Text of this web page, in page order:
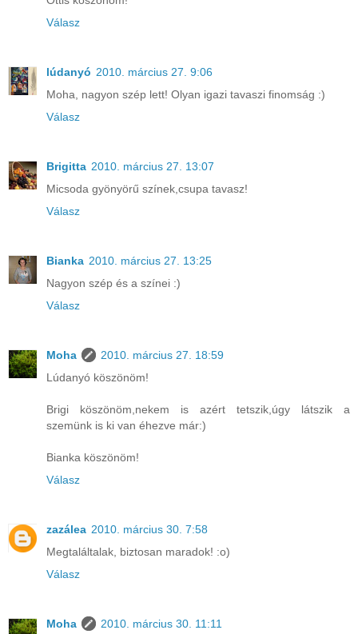
Válasz
lúdanyó 2010. március 27. 9:06
Moha, nagyon szép lett! Olyan igazi tavaszi finomság :)
Válasz
Brigitta 2010. március 27. 13:07
Micsoda gyönyörű színek,csupa tavasz!
Válasz
Bianka 2010. március 27. 13:25
Nagyon szép és a színei :)
Válasz
Moha
2010. március 27. 18:59
Lúdanyó köszönöm!
Brigi köszönöm,nekem is azért tetszik,úgy látszik a
szemünk is ki van éhezve már:)
Bianka köszönöm!
Válasz
zazálea 2010. március 30. 7:58
Megtaláltalak, biztosan maradok! :o)
Válasz
Moha
2010. március 30. 11:11